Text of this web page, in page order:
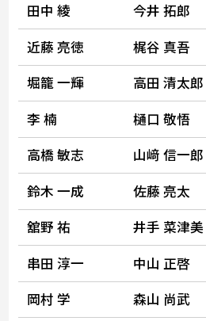
田中 綾
今井 拓郎
近藤 亮徳
梶谷 真吾
堀籠 一輝
高田 清太郎
李 楠
樋口 敬悟
高橋 敏志
山﨑 信一郎
鈴木 一成
佐藤 亮太
舘野 祐
井手 菜津美
串田 淳一
中山 正啓
岡村 学
森山 尚武